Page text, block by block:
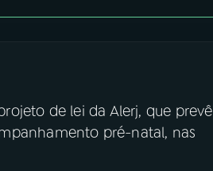
de lei da Alerj, que prevê
pré-natal, nas